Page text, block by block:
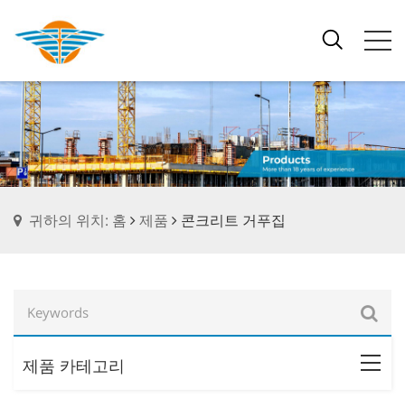
귀하의 위치: 홈 제품 콘크리트 거푸집
제품 카테고리